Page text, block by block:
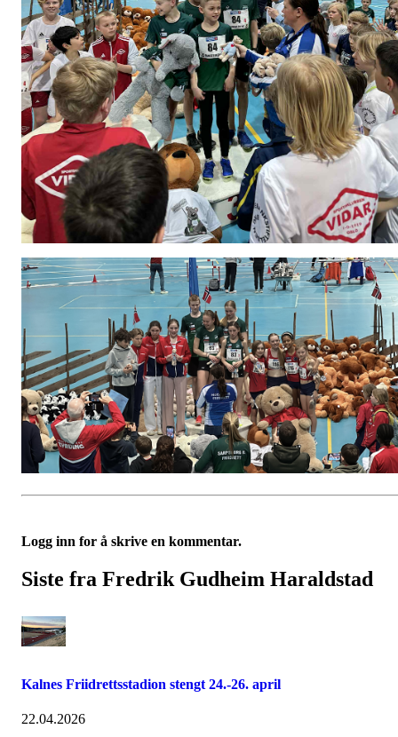
Logg inn for å skrive en kommentar.
Siste fra Fredrik Gudheim Haraldstad
Kalnes Friidrettsstadion stengt 24.-26. april
22.04.2026